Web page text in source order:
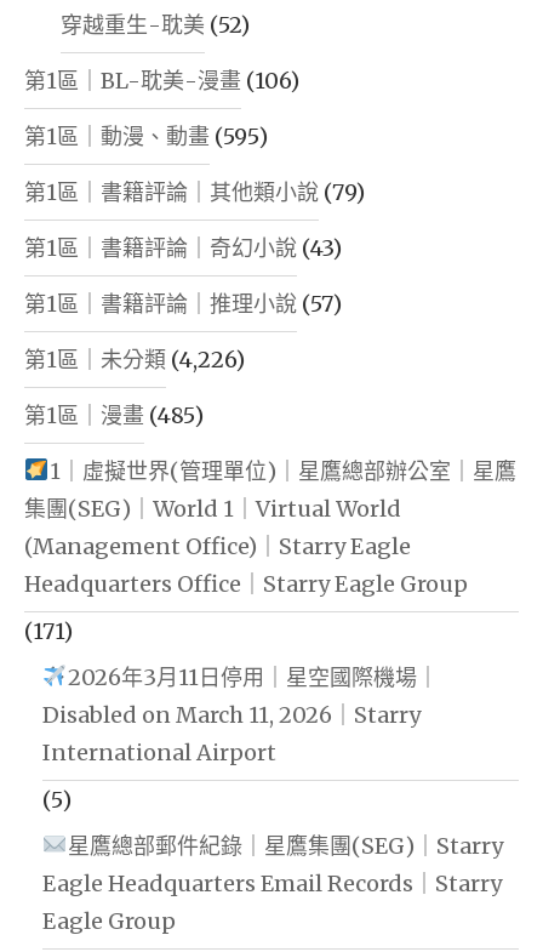
穿越重生-耽美 (52)
第1區｜BL-耽美-漫畫 (106)
第1區｜動漫、動畫 (595)
第1區｜書籍評論｜其他類小說 (79)
第1區｜書籍評論｜奇幻小說 (43)
第1區｜書籍評論｜推理小說 (57)
第1區｜未分類 (4,226)
第1區｜漫畫 (485)
1｜虛擬世界(管理單位)｜星鷹總部辦公室｜星鷹
集團(SEG)｜World 1｜Virtual World
(Management Office)｜Starry Eagle
Headquarters Office｜Starry Eagle Group
(171)
2026年3月11日停用｜星空國際機場｜
Disabled on March 11, 2026｜Starry
International Airport
(5)
星鷹總部郵件紀錄｜星鷹集團(SEG)｜Starry
Eagle Headquarters Email Records｜Starry
Eagle Group